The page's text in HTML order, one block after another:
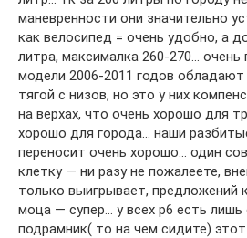
маневренности они значительно
как велосипед = очень удобно, а
литра, максималка 260-270… очень
модели 2006-2011 годов
тягой с низов, но это у них
на верхах, что очень хорошо для
хорошо для города… наши
переносит очень хорошо… один
клетку — ни разу не пожалеете,
только выигрывает, предложений
моца — супер… у всех р6 есть
подрамник( то на чем сидите)